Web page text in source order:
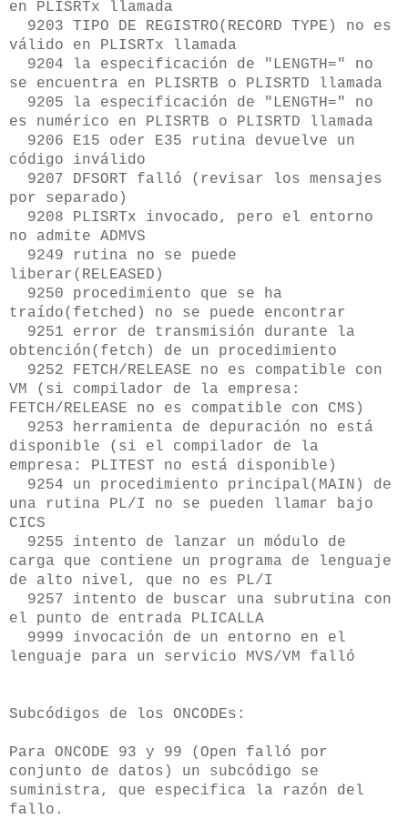
en PLISRTx llamada
9203 TIPO DE REGISTRO(RECORD TYPE) no es
válido en PLISRTx llamada
9204 la especificación de "LENGTH=" no
se encuentra en PLISRTB o PLISRTD llamada
9205 la especificación de "LENGTH=" no
es numérico en PLISRTB o PLISRTD llamada
9206 E15 oder E35 rutina devuelve un
código inválido
9207 DFSORT falló (revisar los mensajes
por separado)
9208 PLISRTx invocado, pero el entorno
no admite ADMVS
9249 rutina no se puede
liberar(RELEASED)
9250 procedimiento que se ha
traído(fetched) no se puede encontrar
9251 error de transmisión durante la
obtención(fetch) de un procedimiento
9252 FETCH/RELEASE no es compatible con
VM (si compilador de la empresa:
FETCH/RELEASE no es compatible con CMS)
9253 herramienta de depuración no está
disponible (si el compilador de la
empresa: PLITEST no está disponible)
9254 un procedimiento principal(MAIN) de
una rutina PL/I no se pueden llamar bajo
CICS
9255 intento de lanzar un módulo de
carga que contiene un programa de lenguaje
de alto nivel, que no es PL/I
9257 intento de buscar una subrutina con
el punto de entrada PLICALLA
9999 invocación de un entorno en el
lenguaje para un servicio MVS/VM falló
Subcódigos de los ONCODEs:
Para ONCODE 93 y 99 (Open falló por
conjunto de datos) un subcódigo se
suministra, que especifica la razón del
fallo.